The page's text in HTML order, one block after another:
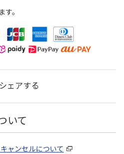
。
シェアする
いて
ャンセルについて